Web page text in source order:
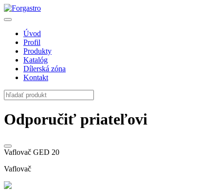
Úvod
Profil
Produkty
Katalóg
Dílerská zóna
Kontakt
Odporučiť priateľovi
Vaflovač GED 20
Vaflovač